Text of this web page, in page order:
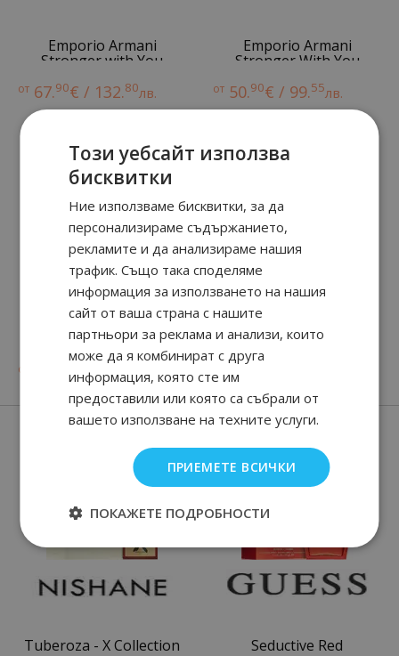
Emporio Armani
Stronger with You
от 67.90€ / 132.80лв.
Emporio Armani
Stronger With You
от 50.90€ / 99.55лв.
от € / 48. лв.
Stronger With You
59.
Нови парфюми
Tuberoza - X Collection Seductive Red
Този уебсайт използва
бисквитки
Ние използваме бисквитки, за да
персонализираме съдържанието,
рекламите и да анализираме нашия
трафик. Също така споделяме
информация за използването на нашия
сайт от ваша страна с нашите
партньори за реклама и анализи, които
може да я комбинират с друга
информация, която сте им
предоставили или която са събрали от
вашето използване на техните услуги.
ПРИЕМЕТЕ ВСИЧКИ
ПОКАЖЕТЕ ПОДРОБНОСТИ